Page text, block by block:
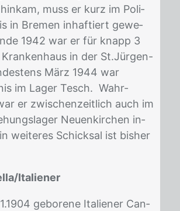
muss er kurz im Po­li­
in Bre­men in­haf­tiert ge­we­
1942 war er für knapp 3
in der St.Jür­gen-
März 1944 war
im La­ger Tesch. Wahr­
er zwi­schen­zeit­lich auch im
Neu­en­kir­chen in­
wei­te­res Schick­sal ist bis­her
Italiener
ge­bo­re­ne Ita­lie­ner Can­